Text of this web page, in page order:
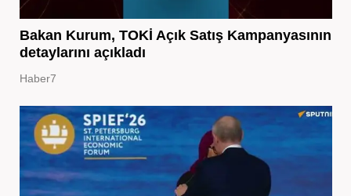
Bakan Kurum, TOKİ Açık Satış Kampanyasının
detaylarını açıkladı
Haber7